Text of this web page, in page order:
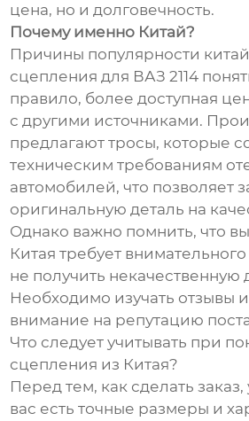
цена, но и долговечность.
Почему именно Китай?
Причины популярности
сцепления для ВАЗ 2114
правило, более доступная
с другими источниками.
предлагают тросы, которые
техническим требованиям
автомобилей, что позволяет
оригинальную деталь на
Однако важно помнить, что
Китая требует
не получить некачественную
Необходимо изучать отзывы
внимание на репутацию
Что следует учитывать при
сцепления из Китая?
Перед тем, как сделать заказ,
вас есть точные размеры и